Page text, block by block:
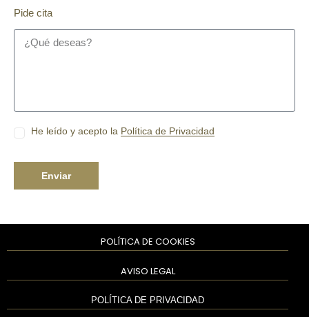
Pide cita
He leído y acepto la Política de Privacidad
Enviar
POLÍTICA DE PRIVACIDAD
AVISO LEGAL
POLÍTICA DE COOKIES